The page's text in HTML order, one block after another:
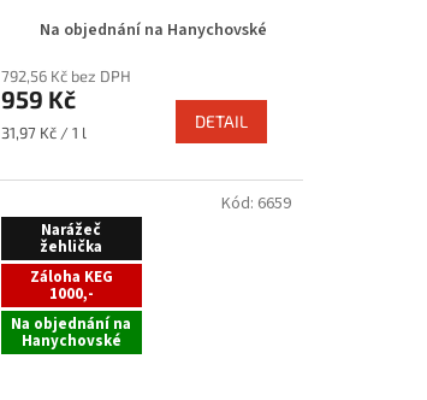
Na objednání na Hanychovské
792,56 Kč bez DPH
959 Kč
Měrná
31,97 Kč / 1 l
DETAIL
Narážeč
žehlička
Záloha KEG
1000,-
Na objednání na
Hanychovské
Kód: 6659